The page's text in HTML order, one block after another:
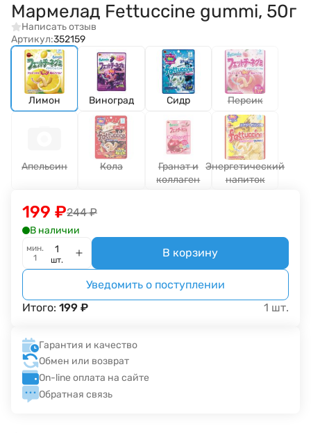
Мармелад Fettuccine gummi, 50г
Написать отзыв
Артикул:352159
Лимон Виноград Сидр Персик
Апельсин Кола
Гранат и
коллаген
Энергетический
напиток
244 ₽
199 ₽
В наличии
мин.
1
шт.
В корзину
Уведомить о поступлении
Итого: 199 ₽ 1 шт.
Гарантия и качество
Обмен или возврат
On-line оплата на сайте
Обратная связь